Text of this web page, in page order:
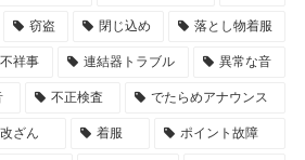
窃盗 閉じ込め 落とし物着服
不祥事 連結器トラブル 異常な音
不正検査 でたらめアナウンス
ざん 着服 ポイント故障